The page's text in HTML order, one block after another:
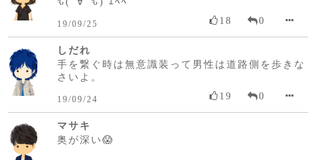
19/09/25 18 0
しだれ
手を繋ぐ時は無意識装って男性は道路側を歩きな
さいよ。
19/09/24 19 0
マサキ
奥が深い😱